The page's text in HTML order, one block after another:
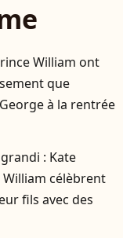
William ont
que
à la rentrée
: Kate
célèbrent
fils avec des